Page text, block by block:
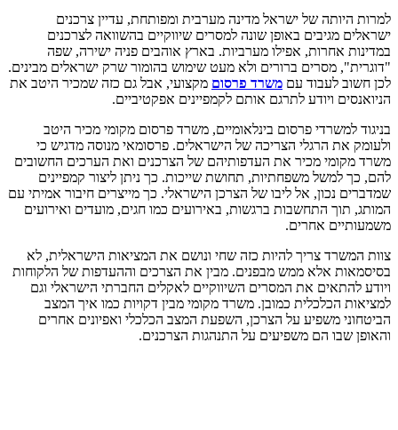
למרות היותה של ישראל מדינה מערבית ומפותחת, עדיין צרכנים
ישראלים מגיבים באופן שונה למסרים שיווקיים בהשוואה לצרכנים
במדינות אחרות, אפילו מערביות. בארץ אוהבים פניה ישירה, שפה
"דוגרית", מסרים ברורים ולא מעט שימוש בהומור שרק ישראלים מבינים.
לכן חשוב לעבוד עם משרד פרסום מקצועי, אבל גם כזה שמכיר היטב את
הניואנסים ויודע לתרגם אותם לקמפיינים אפקטיביים.
בניגוד למשרדי פרסום בינלאומיים, משרד פרסום מקומי מכיר היטב
ולעומק את הרגלי הצריכה של הישראלים. פרסומאי מנוסה מדגיש כי
משרד מקומי מכיר את העדפותיהם של הצרכנים ואת הערכים החשובים
להם, כך למשל משפחתיות, תחושת שייכות. כך ניתן ליצור קמפיינים
שמדברים נכון, אל ליבו של הצרכן הישראלי. כך מייצרים חיבור אמיתי עם
המותג, תוך התחשבות ברגשות, באירועים כמו חגים, מועדים ואירועים
משמעותיים אחרים.
צוות המשרד צריך להיות כזה שחי ונושם את המציאות הישראלית, לא
בסיסמאות אלא ממש מבפנים. מבין את הצרכים וההעדפות של הלקוחות
ויודע להתאים את המסרים השיווקיים לאקלים החברתי הישראלי וגם
למציאות הכלכלית כמובן. משרד מקומי מבין דקויות כמו איך המצב
הביטחוני משפיע על הצרכן, השפעת המצב הכלכלי ואפיונים אחרים
והאופן שבו הם משפיעים על התנהגות הצרכנים.